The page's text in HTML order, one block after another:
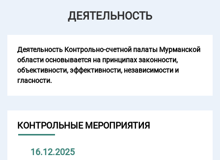
ДЕЯТЕЛЬНОСТЬ
Деятельность Контрольно-счетной палаты Мурманской
области основывается на принципах законности,
объективности, эффективности, независимости и
гласности.
КОНТРОЛЬНЫЕ МЕРОПРИЯТИЯ
16.12.2025